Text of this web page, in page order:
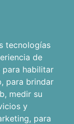
tecnologías
de
para habilitar
, para brindar
, medir su
y
, para